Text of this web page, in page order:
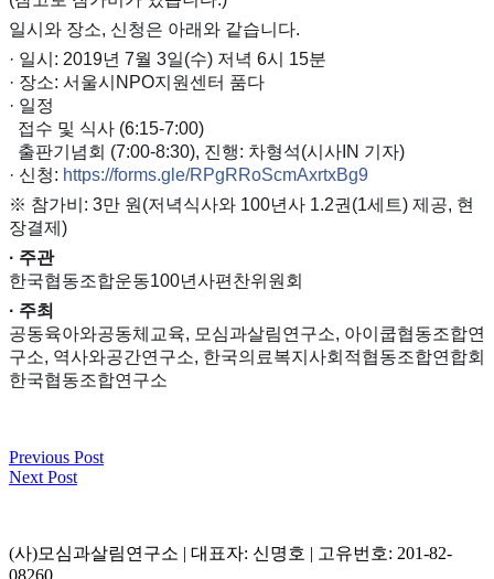
일시와 장소, 신청은 아래와 같습니다.
· 일시: 2019년 7월 3일(수) 저녁 6시 15분
· 장소: 서울시NPO지원센터 품다
· 일정
접수 및 식사 (6:15-7:00)
출판기념회 (7:00-8:30), 진행: 차형석(시사IN 기자)
· 신청: https://forms.gle/RPgRRoScmAxrtxBg9
※ 참가비: 3만 원(저녁식사와 100년사 1.2권(1세트) 제공, 현
장결제)
· 주관
한국협동조합운동100년사편찬위원회
· 주최
공동육아와공동체교육, 모심과살림연구소, 아이쿱협동조합연
구소, 역사와공간연구소, 한국의료복지사회적협동조합연합회
한국협동조합연구소
Previous Post
Next Post
(사)모심과살림연구소 | 대표자: 신명호 | 고유번호: 201-82-
08260